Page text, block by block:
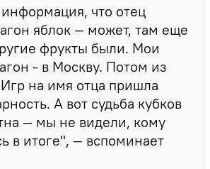
что отец
яблок — может, там еще
фрукты были. Мои
- в Москву. Потом из
на имя отца пришла
А вот судьба кубков
— мы не видели, кому
в итоге", — вспоминает